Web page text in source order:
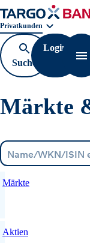
Geschäftsbereichnavigation.
Privatkunden
Suche
öffnen
Login
Märkte
Märkte
Aktien